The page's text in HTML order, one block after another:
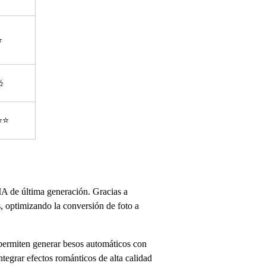
de última generación. Gracias a
optimizando la conversión de foto a
generar besos automáticos con
efectos románticos de alta calidad